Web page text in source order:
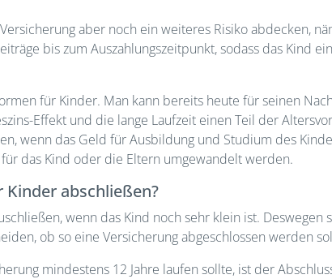
aber noch ein weiteres Risiko abdecken,
bis zum Auszahlungszeitpunkt, sodass das Kind
für Kinder. Man kann bereits heute für seinen
Effekt und die lange Laufzeit einen Teil der
wenn das Geld für Ausbildung und Studium des
das Kind oder die Eltern umgewandelt werden.
abschließen?
wenn das Kind noch sehr klein ist.
ob so eine Versicherung abgeschlossen werden
mindestens 12 Jahre laufen sollte, ist der